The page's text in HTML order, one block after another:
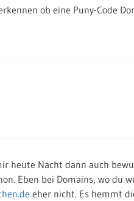
ob eine Puny-Code
heute Nacht dann auch
Eben bei Domains, wo du
eher nicht. Es hemmt